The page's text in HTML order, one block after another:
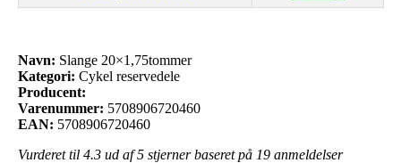
Navn: Slange 20×1,75tommer
Kategori: Cykel reservedele
Producent:
Varenummer: 5708906720460
EAN: 5708906720460
Vurderet til 4.3 ud af 5 stjerner baseret på 19 anmeldelser